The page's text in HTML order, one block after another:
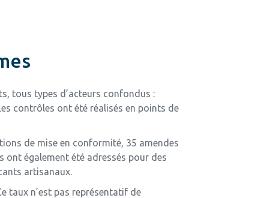
tous types d’acteurs confondus :
contrôles ont été réalisés en points de
de mise en conformité, 35 amendes
ont également été adressés pour des
artisanaux.
taux n’est pas représentatif de